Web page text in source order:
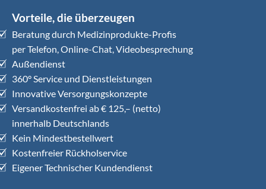
Vorteile, die überzeugen
Beratung durch Medizinprodukte-Profis
per Telefon, Online-Chat, Videobesprechung
Außendienst
360° Service und Dienstleistungen
Innovative Versorgungskonzepte
Versandkostenfrei ab € 125,– (netto)
innerhalb Deutschlands
Kein Mindestbestellwert
Kostenfreier Rückholservice
Eigener Technischer Kundendienst